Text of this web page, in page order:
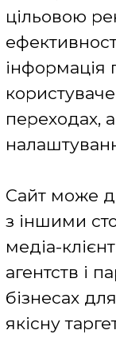
сервісів Сайту.
Взаємодія
стосовно
Компанія не
персональних
крім випадків,
вимогою
інших випадках,
особиста
невід'ємним
особистих
фізичної особи,
можливих
особистої
добровільно і